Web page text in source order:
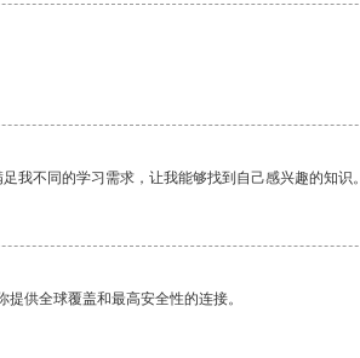
我不同的学习需求，让我能够找到自己感兴趣的知识。
供全球覆盖和最高安全性的连接。